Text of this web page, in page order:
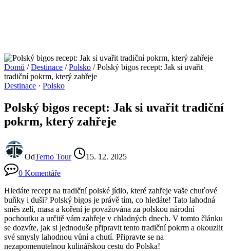
Domů / Destinace / Polsko / Polský bigos recept: Jak si uvařit
tradiční pokrm, který zahřeje
Destinace · Polsko
Polský bigos recept: Jak si uvařit tradiční
pokrm, který zahřeje
OdTerno Tour
15. 12. 2025
0 Komentáře
Hledáte recept na tradiční polské jídlo, které zahřeje vaše chuťové
buňky i duši? Polský bigos je právě tím, co hledáte! Tato lahodná
směs zelí, masa a koření je považována za polskou národní
pochoutku a určitě vám zahřeje v chladných dnech. V tomto článku
se dozvíte, jak si jednoduše připravit tento tradiční pokrm a okouzlit
své smysly lahodnou vůní a chutí. Připravte se na
nezapomenutelnou kulinářskou cestu do Polska!